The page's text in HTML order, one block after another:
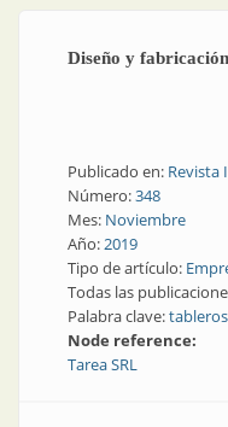
Diseño y
Publicado en: Revista
Número:348
Mes: Noviembre
Año:2019
Tipo de artículo:
Todas las
Palabra clave:tableros
Node reference:
Tarea SRL